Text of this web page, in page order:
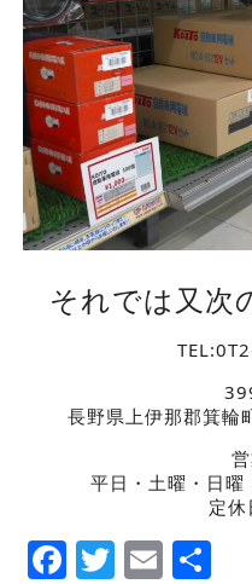
それでは又次
長野県上伊那郡箕輪
平日・土曜・日
定休
Facebook
Twitter
Email